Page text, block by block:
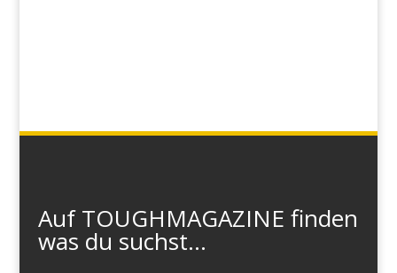
Auf TOUGHMAGAZINE finden
was du suchst...